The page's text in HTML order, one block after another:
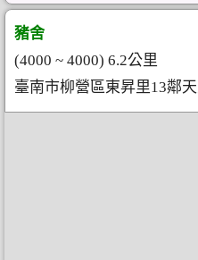
豬舍
(4000 ~ 4000) 6.2公里
臺南市柳營區東昇里13鄰